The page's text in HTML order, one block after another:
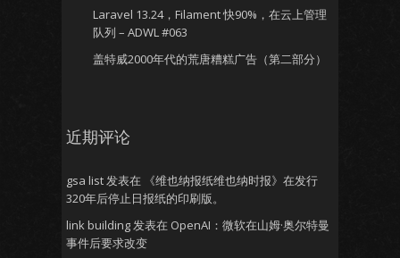
Laravel 13.24，Filament 快90%，在云上管理
队列 – ADWL #063
盖特威2000年代的荒唐糟糕广告（第二部分）
近期评论
gsa list发表在
《维也纳报纸维也纳时报》在发行
320年后停止日报纸的印刷版。
link building发表在 OpenAI：微软在山姆·奥尔特曼
事件后要求改变